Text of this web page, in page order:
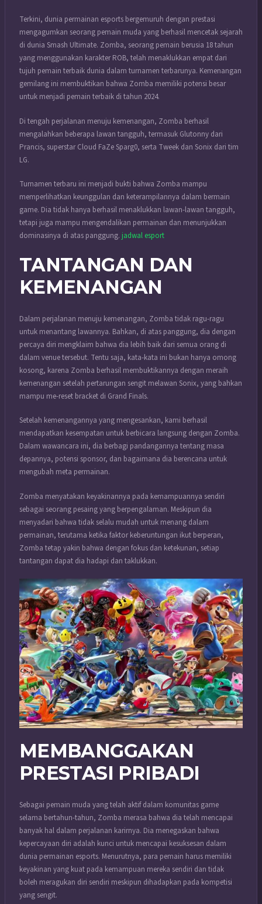
Terkini, dunia permainan esports bergemuruh dengan prestasi
mengagumkan seorang pemain muda yang berhasil mencetak sejarah
di dunia Smash Ultimate. Zomba, seorang pemain berusia 18 tahun
yang menggunakan karakter ROB, telah menaklukkan empat dari
tujuh pemain terbaik dunia dalam turnamen terbarunya. Kemenangan
gemilang ini membuktikan bahwa Zomba memiliki potensi besar
untuk menjadi pemain terbaik di tahun 2024.
Di tengah perjalanan menuju kemenangan, Zomba berhasil
mengalahkan beberapa lawan tangguh, termasuk Glutonny dari
Prancis, superstar Cloud FaZe Sparg0, serta Tweek dan Sonix dari tim
LG.
Turnamen terbaru ini menjadi bukti bahwa Zomba mampu
memperlihatkan keunggulan dan keterampilannya dalam bermain
game. Dia tidak hanya berhasil menaklukkan lawan-lawan tangguh,
tetapi juga mampu mengendalikan permainan dan menunjukkan
dominasinya di atas panggung. jadwal esport
TANTANGAN DAN
KEMENANGAN
Dalam perjalanan menuju kemenangan, Zomba tidak ragu-ragu
untuk menantang lawannya. Bahkan, di atas panggung, dia dengan
percaya diri mengklaim bahwa dia lebih baik dari semua orang di
dalam venue tersebut. Tentu saja, kata-kata ini bukan hanya omong
kosong, karena Zomba berhasil membuktikannya dengan meraih
kemenangan setelah pertarungan sengit melawan Sonix, yang bahkan
mampu me-reset bracket di Grand Finals.
Setelah kemenangannya yang mengesankan, kami berhasil
mendapatkan kesempatan untuk berbicara langsung dengan Zomba.
Dalam wawancara ini, dia berbagi pandangannya tentang masa
depannya, potensi sponsor, dan bagaimana dia berencana untuk
mengubah meta permainan.
Zomba menyatakan keyakinannya pada kemampuannya sendiri
sebagai seorang pesaing yang berpengalaman. Meskipun dia
menyadari bahwa tidak selalu mudah untuk menang dalam
permainan, terutama ketika faktor keberuntungan ikut berperan,
Zomba tetap yakin bahwa dengan fokus dan ketekunan, setiap
tantangan dapat dia hadapi dan taklukkan.
MEMBANGGAKAN
PRESTASI PRIBADI
Sebagai pemain muda yang telah aktif dalam komunitas game
selama bertahun-tahun, Zomba merasa bahwa dia telah mencapai
banyak hal dalam perjalanan karirnya. Dia menegaskan bahwa
kepercayaan diri adalah kunci untuk mencapai kesuksesan dalam
dunia permainan esports. Menurutnya, para pemain harus memiliki
keyakinan yang kuat pada kemampuan mereka sendiri dan tidak
boleh meragukan diri sendiri meskipun dihadapkan pada kompetisi
yang sengit.